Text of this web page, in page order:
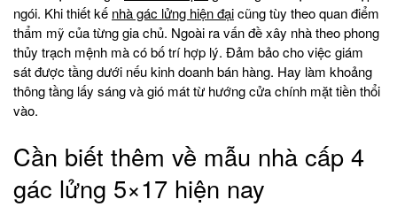
ngói. Khi thiết kế nhà gác lửng hiện đạicũng tùy theo quan điểm
thẩm mỹ của từng gia chủ. Ngoài ra vấn đề xây nhà theo phong
thủy trạch mệnh mà có bố trí hợp lý. Đảm bảo cho việc giám
sát được tầng dưới nếu kinh doanh bán hàng. Hay làm khoảng
thông tầng lấy sáng và gió mát từ hướng cửa chính mặt tiền thổi
vào.
Cần biết thêm về mẫu nhà cấp 4
gác lửng 5×17 hiện nay